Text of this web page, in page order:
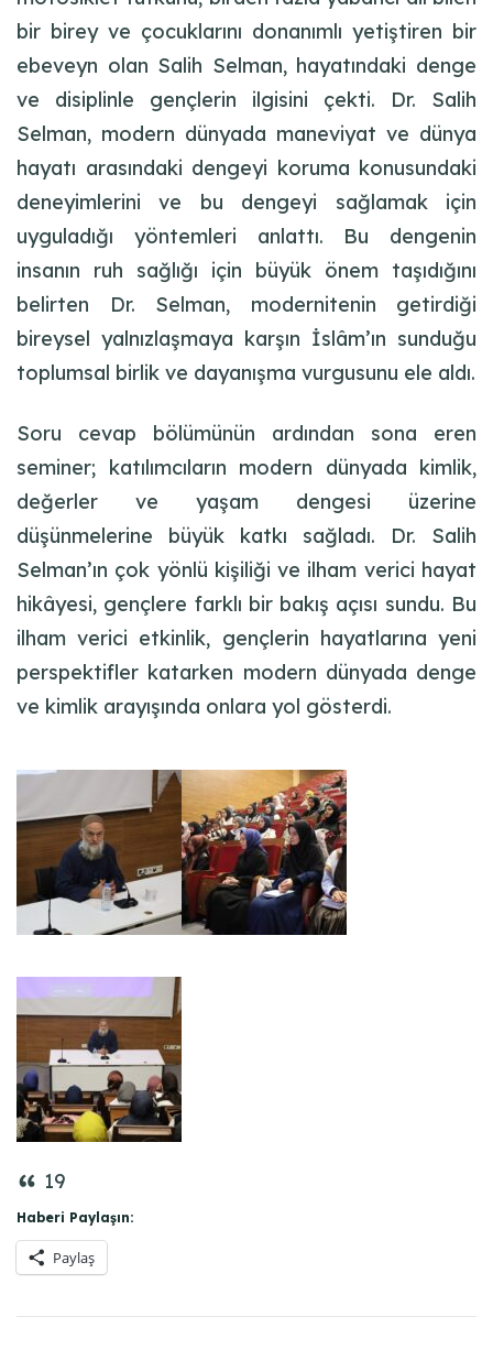
bir birey ve çocuklarını donanımlı yetiştiren bir
ebeveyn olan Salih Selman, hayatındaki denge
ve disiplinle gençlerin ilgisini çekti. Dr. Salih
Selman, modern dünyada maneviyat ve dünya
hayatı arasındaki dengeyi koruma konusundaki
deneyimlerini ve bu dengeyi sağlamak için
uyguladığı yöntemleri anlattı. Bu dengenin
insanın ruh sağlığı için büyük önem taşıdığını
belirten Dr. Selman, modernitenin getirdiği
bireysel yalnızlaşmaya karşın İslâm’ın sunduğu
toplumsal birlik ve dayanışma vurgusunu ele aldı.
Soru cevap bölümünün ardından sona eren
seminer; katılımcıların modern dünyada kimlik,
değerler ve yaşam dengesi üzerine
düşünmelerine büyük katkı sağladı. Dr. Salih
Selman’ın çok yönlü kişiliği ve ilham verici hayat
hikâyesi, gençlere farklı bir bakış açısı sundu. Bu
ilham verici etkinlik, gençlerin hayatlarına yeni
perspektifler katarken modern dünyada denge
ve kimlik arayışında onlara yol gösterdi.
19
Haberi Paylaşın:
Paylaş